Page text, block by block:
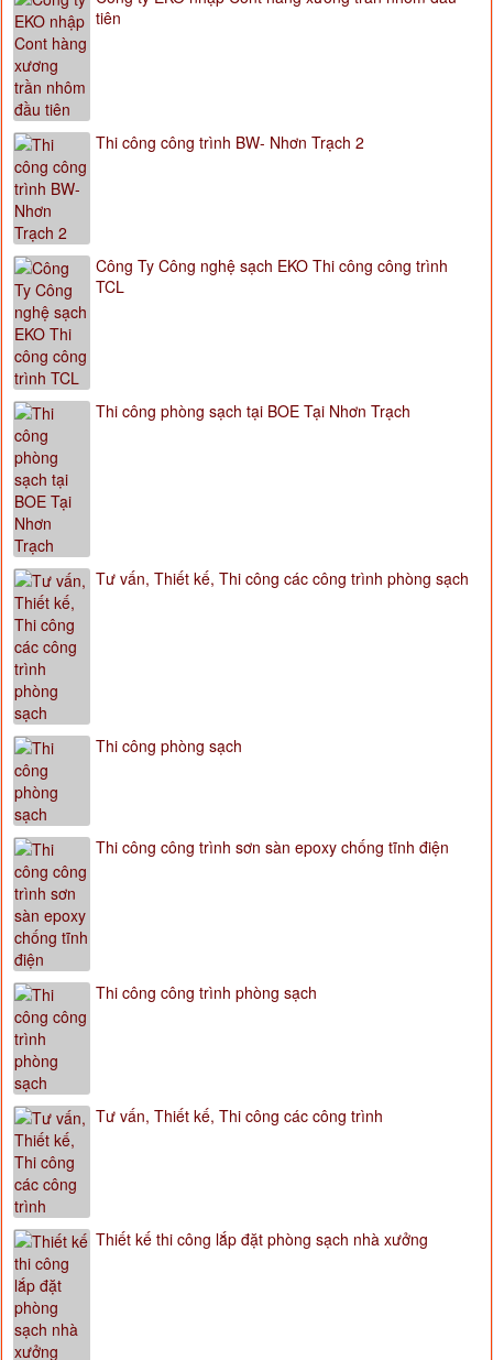
tiên
Thi công công trình BW- Nhơn Trạch 2
Công Ty Công nghệ sạch EKO Thi công công trình
TCL
Thi công phòng sạch tại BOE Tại Nhơn Trạch
Tư vấn, Thiết kế, Thi công các công trình phòng sạch
Thi công phòng sạch
Thi công công trình sơn sàn epoxy chống tĩnh điện
Thi công công trình phòng sạch
Tư vấn, Thiết kế, Thi công các công trình
Thiết kế thi công lắp đặt phòng sạch nhà xưởng